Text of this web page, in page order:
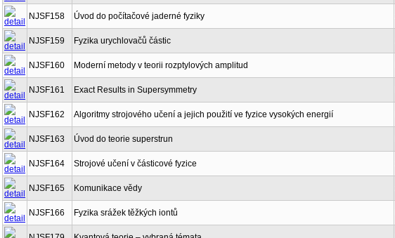
NJSF158 Úvod do počítačové jaderné fyziky
NJSF159 Fyzika urychlovačů částic
NJSF160 Moderní metody v teorii rozptylových amplitud
NJSF161 Exact Results in Supersymmetry
NJSF162 Algoritmy strojového učení a jejich použití ve fyzice vysokých energií
NJSF163 Úvod do teorie superstrun
NJSF164 Strojové učení v částicové fyzice
NJSF165 Komunikace vědy
NJSF166 Fyzika srážek těžkých iontů